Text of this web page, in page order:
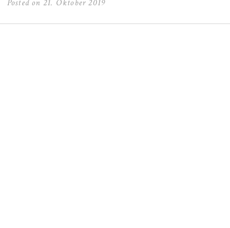
Posted on 21. Oktober 2019